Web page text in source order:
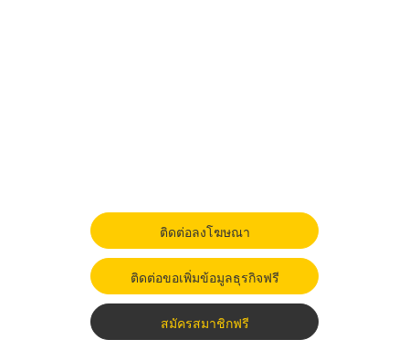
ติดต่อลงโฆษณา
ติดต่อขอเพิ่มข้อมูลธุรกิจฟรี
สมัครสมาชิกฟรี